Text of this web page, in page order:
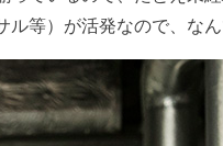
等）が活発なので、なん